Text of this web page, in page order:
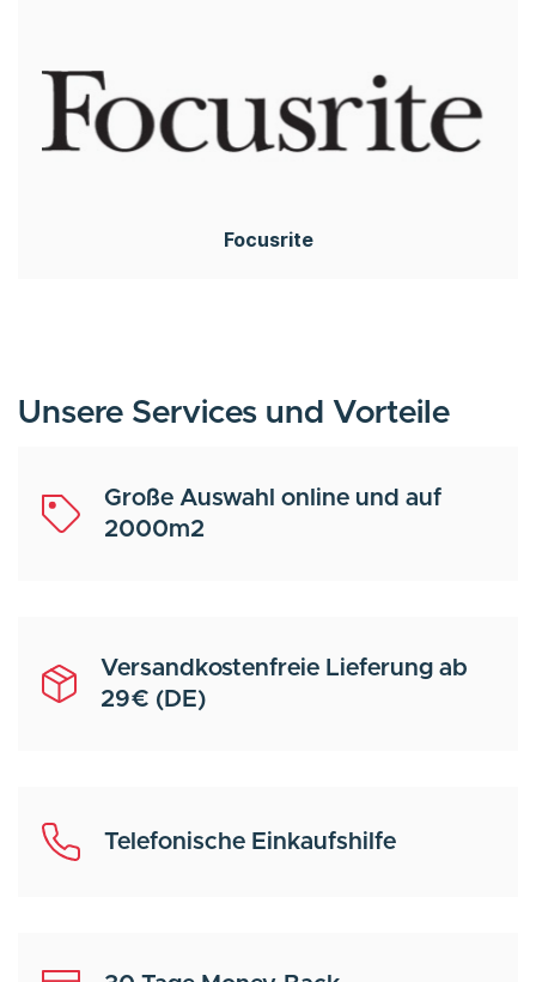
Focusrite
Unsere Services und Vorteile
Große Auswahl online und auf
2000m2
Versandkostenfreie Lieferung ab
29€ (DE)
Telefonische Einkaufshilfe